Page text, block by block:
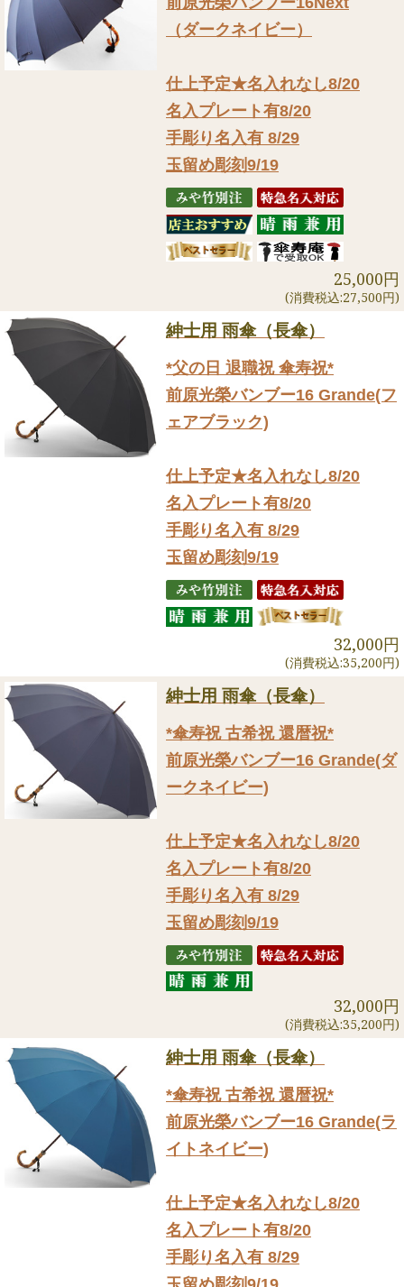
（ダークネイビー）
仕上予定★名入れなし8/20
名入プレート有8/20
手彫り名入有 8/29
玉留め彫刻9/19
25,000円
(消費税込:27,500円)
紳士用 雨傘（長傘）
*父の日 退職祝 傘寿祝*
前原光榮バンブー16 Grande(フ
ェアブラック)
仕上予定★名入れなし8/20
名入プレート有8/20
手彫り名入有 8/29
玉留め彫刻9/19
32,000円
(消費税込:35,200円)
紳士用 雨傘（長傘）
*傘寿祝 古希祝 還暦祝*
前原光榮バンブー16 Grande(ダ
ークネイビー)
仕上予定★名入れなし8/20
名入プレート有8/20
手彫り名入有 8/29
玉留め彫刻9/19
32,000円
(消費税込:35,200円)
紳士用 雨傘（長傘）
*傘寿祝 古希祝 還暦祝*
前原光榮バンブー16 Grande(ラ
イトネイビー)
仕上予定★名入れなし8/20
名入プレート有8/20
手彫り名入有 8/29